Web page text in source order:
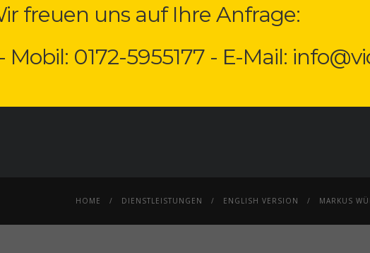
freuen uns auf Ihre Anfrage:
Mobil: 0172-5955177 - E-Mail:
HOME DIENSTLEISTUNGEN ENGLISH VERSION MARKUS